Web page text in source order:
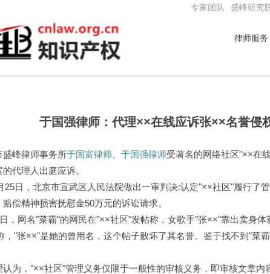
专家团队 盛峰研究
律师服务
于国强律师：代理××在线应诉张××名誉侵
盛峰律师事务所于国富律师 、于国强律师受著名的网络社区"××在
代理人出庭应诉。
25日，北京市宣武区人民法院做出一审判决:认定"××社区"履行了
偿精神损害抚慰金50万元的诉讼请求。
，网名"菜霸"的网民在"××社区"发帖称，女歌手"张××"靠出卖身
，"张××"是她的曾用名，这个帖子败坏了其名誉。鉴于找不到"菜
认为，"××社区"管理义务仅限于一般性的审核义务，即审核文章内